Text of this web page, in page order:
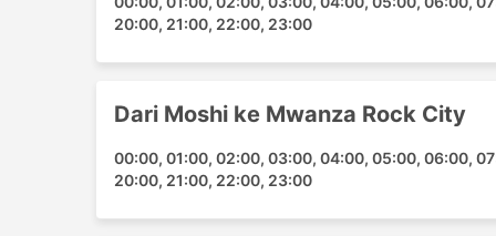
bagi memastikan perjalanan yang lebih
sama ada mereka membenarkannya bagi
ulasan mengenai perkhidmatan van
Perjalanan dengan Van:
Kebaikan Perjalanan Van
Van boleh menjadi satu-satunya cara
20:00, 21:00, 22:00, 23:00
Dari Moshi ke Mwanza Rock City
00:00, 01:00, 02:00, 03:00, 04:00, 05:00, 06:00,
20:00, 21:00, 22:00, 23:00